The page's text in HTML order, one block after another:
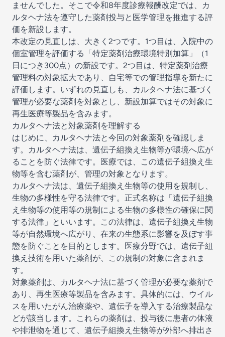
ませんでした。そこで令和8年度診療報酬改定では、カ
ルタヘナ法を遵守した薬剤投与と医学管理を推進する評
価を新設します。
本改定の見直しは、大きく2つです。1つ目は、入院中の
個室管理を評価する「特定薬剤治療環境特別加算」（1
日につき300点）の新設です。2つ目は、特定薬剤治療
管理料の対象拡大であり、自宅等での管理指導を新たに
評価します。いずれの見直しも、カルタヘナ法に基づく
管理が必要な薬剤を対象とし、新設加算ではその対象に
再生医療等製品を含みます。
カルタヘナ法と対象薬剤を理解する
はじめに、カルタヘナ法と今回の対象薬剤を確認しま
す。カルタヘナ法は、遺伝子組換え生物等が環境へ広が
ることを防ぐ法律です。医療では、この遺伝子組換え生
物等を含む薬剤が、管理の対象となります。
カルタヘナ法は、遺伝子組換え生物等の使用を規制し、
生物の多様性を守る法律です。正式名称は「遺伝子組換
え生物等の使用等の規制による生物の多様性の確保に関
する法律」といいます。この法律は、遺伝子組換え生物
等が自然環境へ広がり、在来の生態系に影響を及ぼす事
態を防ぐことを目的とします。医療分野では、遺伝子組
換え技術を用いた薬剤が、この規制の対象に含まれま
す。
対象薬剤は、カルタヘナ法に基づく管理が必要な薬剤で
あり、再生医療等製品を含みます。具体的には、ウイル
スを用いたがん治療薬や、遺伝子を導入する治療製品な
どが該当します。これらの薬剤は、投与後に患者の体液
や排泄物を通じて、遺伝子組換え生物等が外部へ排出さ